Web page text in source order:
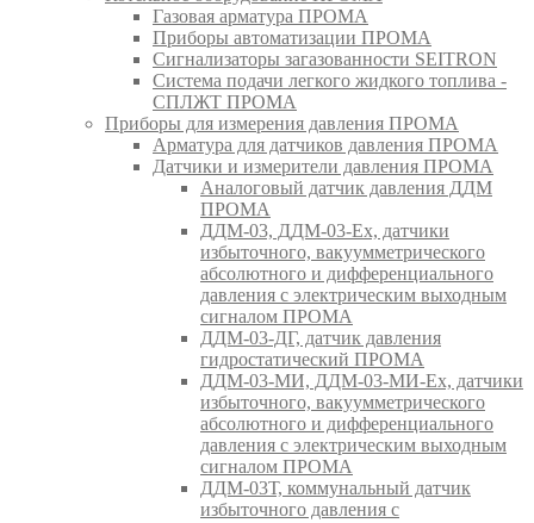
Газовая арматура ПРОМА
Приборы автоматизации ПРОМА
Сигнализаторы загазованности SEITRON
Система подачи легкого жидкого топлива -
СПЛЖТ ПРОМА
Приборы для измерения давления ПРОМА
Арматура для датчиков давления ПРОМА
Датчики и измерители давления ПРОМА
Аналоговый датчик давления ДДМ
ПРОМА
ДДМ-03, ДДМ-03-Ех, датчики
избыточного, вакуумметрического
абсолютного и дифференциального
давления с электрическим выходным
сигналом ПРОМА
ДДМ-03-ДГ, датчик давления
гидростатический ПРОМА
ДДМ-03-МИ, ДДМ-03-МИ-Ех, датчики
избыточного, вакуумметрического
абсолютного и дифференциального
давления с электрическим выходным
сигналом ПРОМА
ДДМ-03Т, коммунальный датчик
избыточного давления с